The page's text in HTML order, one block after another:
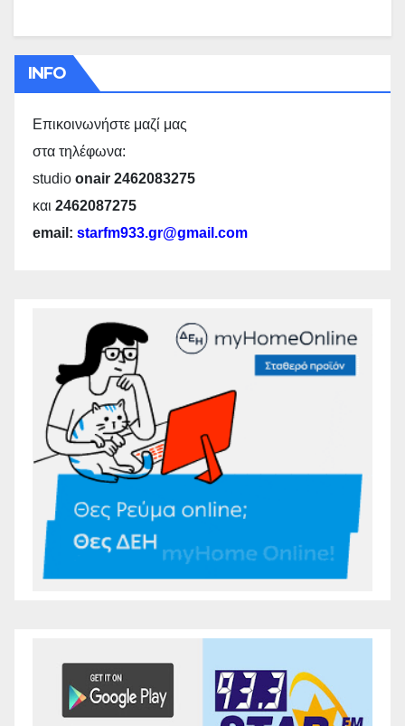
INFO
Επικοινωνήστε μαζί μας
στα τηλέφωνα:
studio onair 2462083275
και 2462087275
email: starfm933.gr@gmail.com